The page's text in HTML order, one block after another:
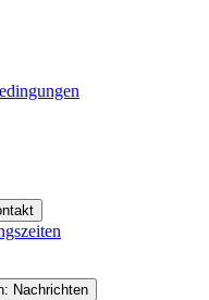
Nachrichten